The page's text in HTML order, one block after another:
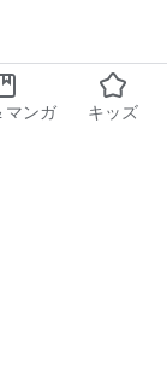
マンガ キッズ